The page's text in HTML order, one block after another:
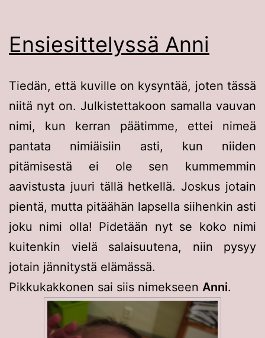
Ensiesittelyssä Anni
Tiedän, että kuville on kysyntää, joten tässä
niitä nyt on. Julkistettakoon samalla vauvan
nimi, kun kerran päätimme, ettei nimeä
pantata nimiäisiin asti, kun niiden
pitämisestä ei ole sen kummemmin
aavistusta juuri tällä hetkellä. Joskus jotain
pientä, mutta pitäähän lapsella siihenkin asti
joku nimi olla! Pidetään nyt se koko nimi
kuitenkin vielä salaisuutena, niin pysyy
jotain jännitystä elämässä.
Pikkukakkonen sai siis nimekseen Anni.